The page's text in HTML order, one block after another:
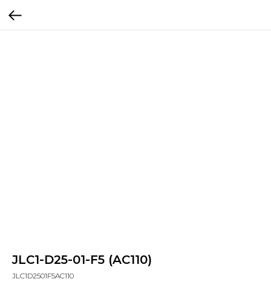
JLC1-D25-01-F5 (AC110)
JLC1D2501F5AC110